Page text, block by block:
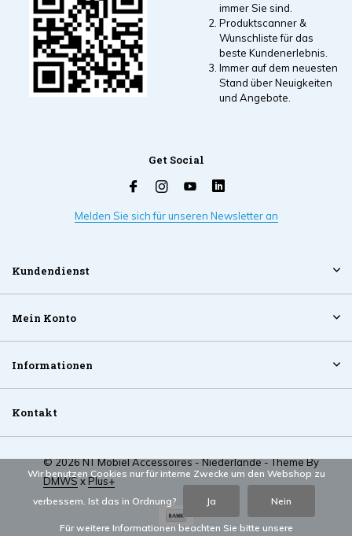
immer Sie sind.
Produktscanner &
Wunschliste für das
beste Kundenerlebnis.
Immer auf dem neuesten
Stand über Neuigkeiten
und Angebote.
Get Social
Melden Sie sich für unseren Newsletter an
Kundendienst
Mein Konto
Informationen
Kontakt
© 2026 NT Mobiel Accessoires - Niederlande - Theme By
DMWSxPlus+
Wir benutzen Cookies nur für interne Zwecke um den Webshop zu
verbessern. Ist das in Ordnung? Ja Nein
Für weitere Informationen beachten Sie bitte unsere